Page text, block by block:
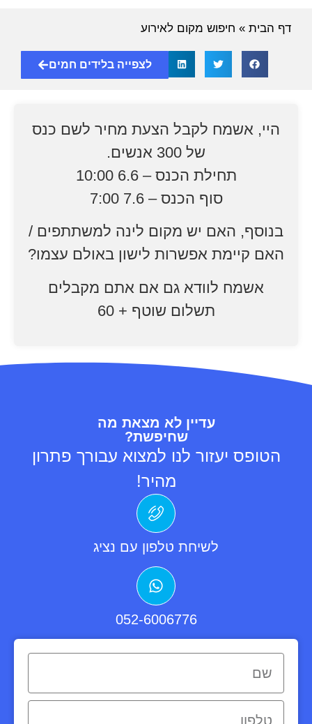
דף הבית » חיפוש מקום לאירוע
לצפייה בלידים חמים
היי, אשמח לקבל הצעת מחיר לשם כנס
של 300 אנשים.
תחילת הכנס – 6.6 10:00
סוף הכנס – 7.6 7:00
בנוסף, האם יש מקום לינה למשתתפים /
האם קיימת אפשרות לישון באולם עצמו?
אשמח לוודא גם אם אתם מקבלים
תשלום שוטף + 60
עדיין לא מצאת מה
שחיפשת?
הטופס יעזור לנו למצוא עבורך פתרון
מהיר!
לשיחת טלפון עם נציג
052-6006776